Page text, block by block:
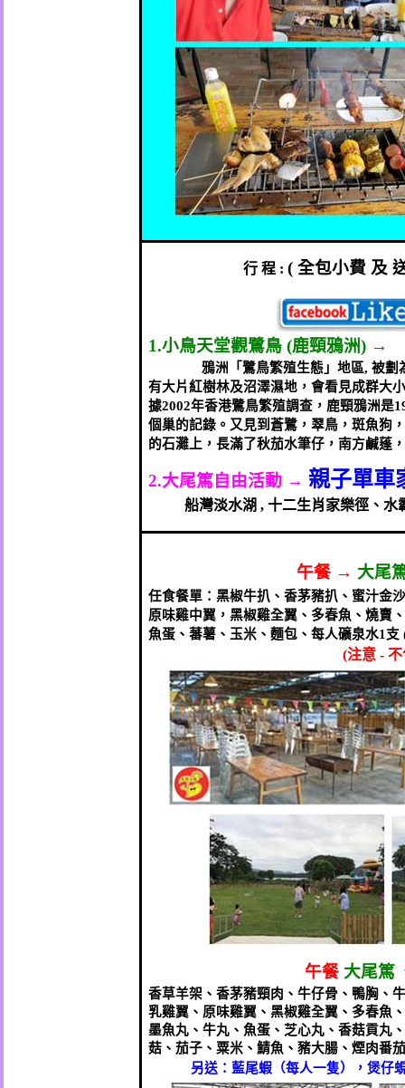
行 程 :(全包小費 及
1.小鳥天堂觀鷺鳥(鹿頸鴉洲) →
鴉洲「鷺鳥繁殖生態」地區, 被劃
有大片紅樹林及沼澤濕地，會看見成群大
據2002年香港鷺鳥繁殖調查，鹿頸鴉洲是
個巢的記錄。又見到蒼鷺，翠鳥，斑魚狗
的石灘上，長滿了秋茄水筆仔，南方鹹蓬
2.大尾篤自由活動 → 親子單車
船灣淡水湖 , 十二生肖家樂徑、水
午餐 → 大尾
任食餐單：黑椒牛扒、香茅豬扒、蜜汁金
原味雞中翼，黑椒雞全翼、多春魚、燒賣
魚蛋、蕃薯、玉米、麵包、每人礦泉水1 支
(注意 -不
午餐 大尾篤
香草羊架、香茅豬頸肉、牛仔骨、鴨胸、
乳雞翼、原味雞翼、黑椒雞全翼、多春魚
墨魚丸、牛丸、魚蛋、芝心丸、香菇貢丸
菇、茄子、粟米、鯖魚、豬大腸、煙肉番
另送：藍尾蝦（每人一隻），煲仔